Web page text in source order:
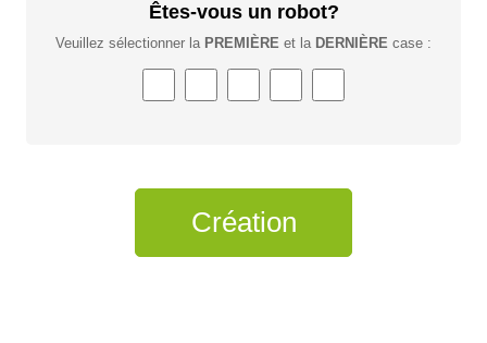
Êtes-vous un robot?
Veuillez sélectionner la PREMIÈRE et la DERNIÈRE case :